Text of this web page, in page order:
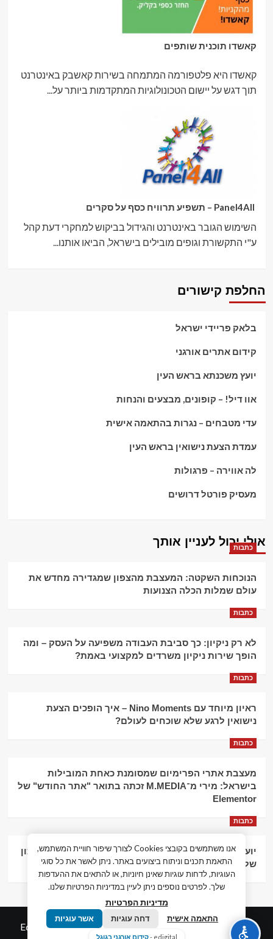
קאשדו תוכנית שותפים
קאשדו היא פלטפורמה המתמחה בשירות קאשבק באינטרנט
תוך דגש על יישום הטכונולוגיות המתקדמות ביותר על...
השימוש הגובר באינטרנט והגידול בביקוש למחקרי דעת קהל
ע"י התקשורת וגופים מובילים בישראל, הביאו אותנו...
החלפת קישורים
בלאק פריידי ישראל
קידום אתרים אורגני
יועץ משכנתא בראש העין
אוו דיל! – קופונים, מבצעים והנחות
עדי מטבחים – נגרות בהתאמה אישית
עמדת הצעת נישואין בראש העין
לה אווירה – פרגולות
מעסיק פורטל דרושים
אולי יכול לעניין אותך
כתבות
הנוכחות השקטה: המעצבת מהצפון שמגדירה מחדש את
עולם שמלות הכלה הצנועות
כתבות
לא רק ניקיון: כך סביבת העבודה משפיעה על העסק – ומה
הופך שירות ניקיון משרדים למקצועי באמת?
כתבות
ראיון מיוחד עם Nino Moments – איך הופכים הצעת
נישואין לרגע שלא שוכחים לעולם?
כתבות
מעצבת אתרי הפרימיום שמסומנת כאחת המובילות
בישראל: מירי מ־M.MEDIA זכתה בתואר "אתר החודש" של
Elementor
כתבות
יועץ עסקי וליווי פיננסי – הדרך לצמיחה כלכלית וניהול נכון
של העסק
© כל הזכויות שמורות חדשות המאה ה-21 |
Edigital.co.ilby
אנו משתמשים בקובצי Cookies לצורך שיפור חוויית המשתמש,
התאמת תכנים וניתוח ביצועים באתר. ניתן לאשר את כל סוגי
העוגיות, לדחות עוגיות שאינן חיוניות, או להתאים את ההעדפות
שלך. לפרטים נוספים ניתן לעיין במדיניות הפרטיות שלנו.
מדיניות הפרטיות
התאמה אישית דחה עוגיות אשר עוגיות
edigital - קידום אורגני בגוגל